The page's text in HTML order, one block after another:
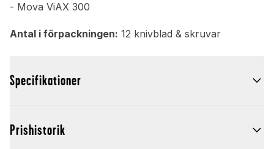
- Mova ViAX 300
Antal i förpackningen: 12 knivblad & skruvar
Specifikationer
Prishistorik